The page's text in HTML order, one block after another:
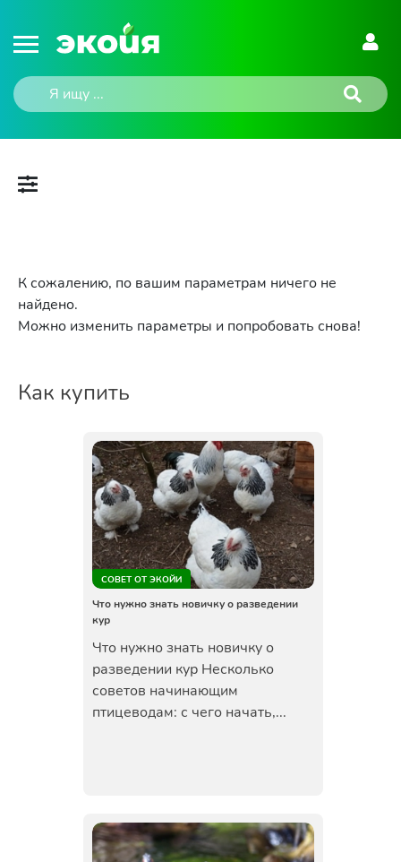
К сожалению, по вашим параметрам ничего не
найдено.
Можно изменить параметры и попробовать снова!
Как купить
СОВЕТ ОТ ЭКОЙИ
Что нужно знать новичку о разведении
кур
Что нужно знать новичку о
разведении кур Несколько
советов начинающим
птицеводам: с чего начать,...